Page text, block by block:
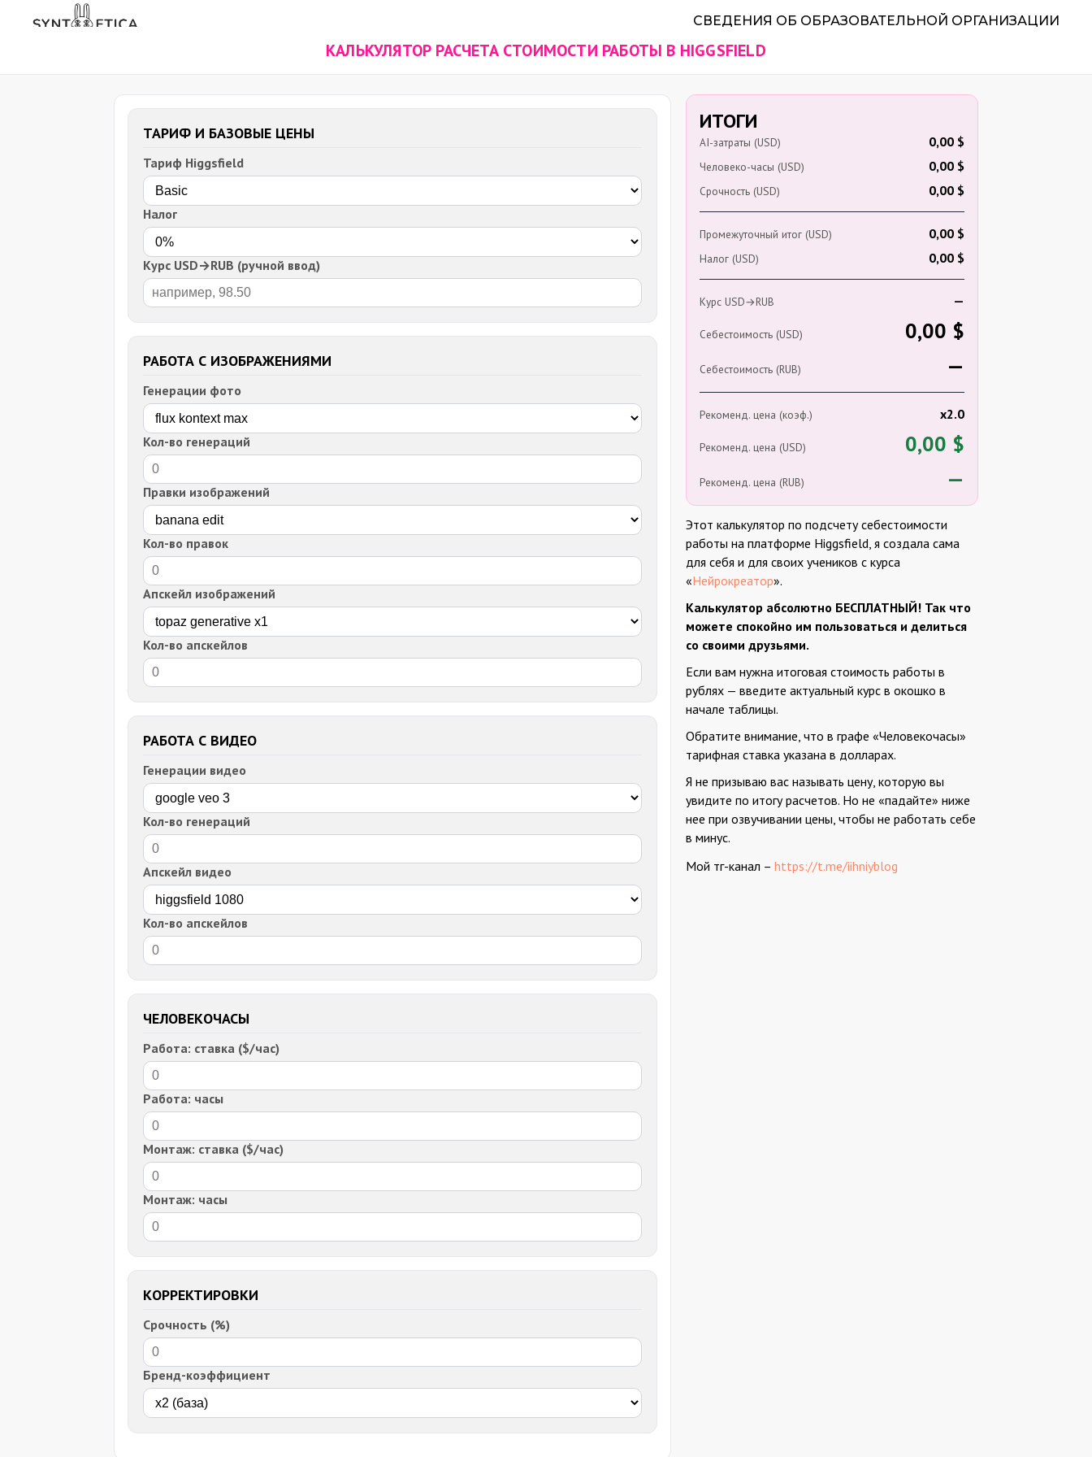
СВЕДЕНИЯ ОБ ОБРАЗОВАТЕЛЬНОЙ ОРГАНИЗАЦИИ
КАЛЬКУЛЯТОР РАСЧЕТА СТОИМОСТИ РАБОТЫ В HIGGSFIELD
ТАРИФ И БАЗОВЫЕ ЦЕНЫ
Тариф Higgsfield
Налог
Курс USD→RUB (ручной ввод)
РАБОТА С ИЗОБРАЖЕНИЯМИ
Генерации фото
Кол-во генераций
Правки изображений
Кол-во правок
Апскейл изображений
Кол-во апскейлов
РАБОТА С ВИДЕО
Генерации видео
Кол-во генераций
Апскейл видео
Кол-во апскейлов
ЧЕЛОВЕКОЧАСЫ
Работа: ставка ($/час)
Работа: часы
Монтаж: ставка ($/час)
Монтаж: часы
КОРРЕКТИРОВКИ
Срочность (%)
Бренд-коэффициент
ИТОГИ
AI-затраты (USD) 0,00 $
Человеко-часы (USD) 0,00 $
Срочность (USD) 0,00 $
Промежуточный итог (USD) 0,00 $
Налог (USD) 0,00 $
Курс USD→RUB —
Себестоимость (USD) 0,00 $
Себестоимость (RUB) —
Рекоменд. цена (коэф.) x2.0
Рекоменд. цена (USD) 0,00 $
Рекоменд. цена (RUB) —
Этот калькулятор по подсчету себестоимости
работы на платформе Higgsfield, я создала сама
для себя и для своих учеников с курса
«Нейрокреатор».
Калькулятор абсолютно БЕСПЛАТНЫЙ! Так что
можете спокойно им пользоваться и делиться
со своими друзьями.
Если вам нужна итоговая стоимость работы в
рублях — введите актуальный курс в окошко в
начале таблицы.
Обратите внимание, что в графе «Человекочасы»
тарифная ставка указана в долларах.
Я не призываю вас называть цену, которую вы
увидите по итогу расчетов. Но не «падайте» ниже
нее при озвучивании цены, чтобы не работать себе
в минус.
Мой тг-канал – https://t.me/iihniyblog